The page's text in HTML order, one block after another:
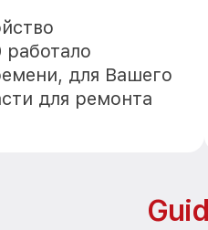
работало
для Вашего
для ремонта